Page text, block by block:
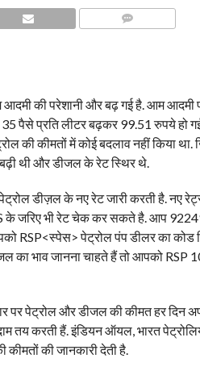
आदमी की परेशानी और बढ़ गई है. आम
पैसे प्रति लीटर बढ़कर 99.51 रुपये हो
की कीमतों में कोई बदलाव नहीं किया था.
थी और डीजल के रेट स्थिर थे.
डीज़ल के नए रेट जारी करती है. नए
के जरिए भी रेट चेक कर सकते है. आप
RSP<स्पेस> पेट्रोल पंप डीलर का
का भाव जानना चाहते हैं तो आपको RSP
पर पेट्रोल और डीजल की कीमत हर दिन
तय करती हैं. इंडियन ऑयल, भारत
की जानकारी देती है.